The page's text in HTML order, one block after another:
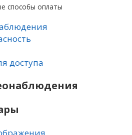
способы оплаты
доступа